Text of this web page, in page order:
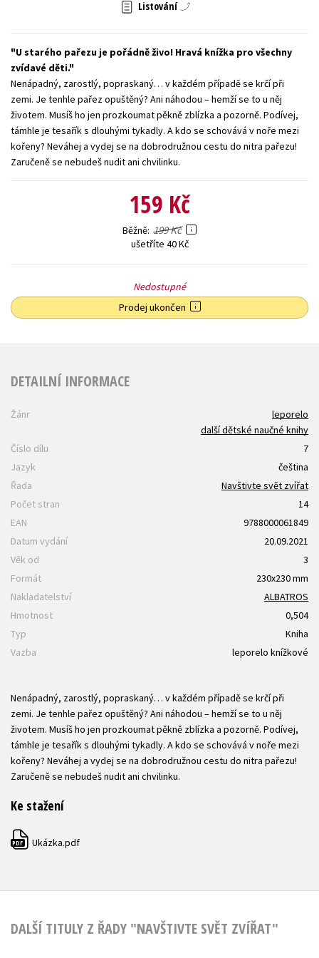
Všechny tituly
Listování
U starého pařezu je pořádně živo! Hravá knížka pro všechny
zvídavé děti.
Nenápadný, zarostlý, popraskaný… v každém případě se krčí při
zemi. Je tenhle pařez opuštěný? Ani náhodou – hemží se to u něj
životem. Musíš ho jen prozkoumat pěkně zblízka a pozorně. Podívej,
támhle je tesařík s dlouhými tykadly. A kdo se schovává v noře mezi
kořeny? Neváhej a vydej se na dobrodružnou cestu do nitra pařezu!
Zaručeně se nebudeš nudit ani chvilinku.
159 Kč
Běžně 199 Kč
ušetříte 40 Kč
Nedostupné
Prodej ukončen
DETAILNÍ INFORMACE
Žánr
leporelo
další dětské naučné knihy
Číslo dílu
7
Jazyk
čeština
Řada
Navštivte svět zvířat
Počet stran
14
EAN
9788000061849
Datum vydání
20.09.2021
Věk od
3
Formát
230x230 mm
Nakladatelství
ALBATROS
Hmotnost
0,504
Typ
Kniha
Vazba
leporelo knížkové
Nenápadný, zarostlý, popraskaný… v každém případě se krčí při
zemi. Je tenhle pařez opuštěný? Ani náhodou – hemží se to u něj
životem. Musíš ho jen prozkoumat pěkně zblízka a pozorně. Podívej,
támhle je tesařík s dlouhými tykadly. A kdo se schovává v noře mezi
kořeny? Neváhej a vydej se na dobrodružnou cestu do nitra pařezu!
Zaručeně se nebudeš nudit ani chvilinku.
Ke stažení
PDF Ukázka.pdf
DALŠÍ TITULY Z ŘADY "NAVŠTIVTE SVĚT ZVÍŘAT"